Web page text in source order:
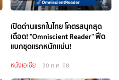
เปิดด่านแรกในไทย โคตรสนุกสุด
เดือด! "Omniscient Reader" ฟีด
แบกชุดแรกหนักแน่น!
หนังเอเชีย 30 ก.ค. 68